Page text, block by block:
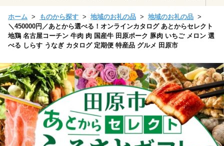
ホーム ものから探す 地域のお礼の品
地域のお礼の品
＼450000円／あとから選べる！オンラインカタログ あとからセレクト
地鶏 名古屋コーチン 牛肉 肉 国産牛 田原ポーク 豚肉 いちご メロン 選
べる しらす うなぎ カタログ 定期便 特産品 グルメ 田原市